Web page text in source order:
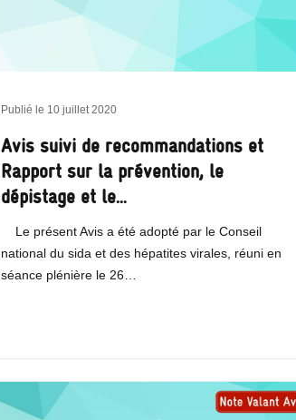
Avis suivi de recommandations et
Rapport sur la prévention, le
dépistage et le…
Le présent Avis a été adopté par le Conseil
national du sida et des hépatites virales, réuni en
séance plénière le 26…
Publié le 10 juillet 2020